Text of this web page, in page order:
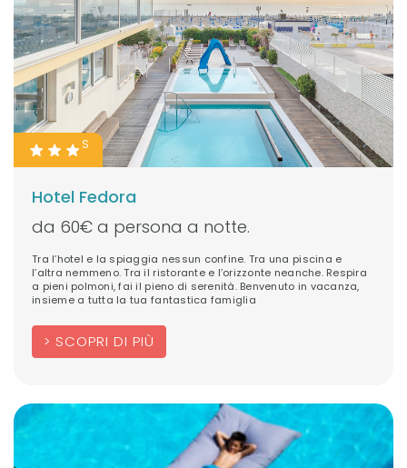
S
Hotel Fedora
da 60€ a persona a notte.
Tra l’hotel e la spiaggia nessun confine. Tra una piscina e
l’altra nemmeno. Tra il ristorante e l’orizzonte neanche. Respira
a pieni polmoni, fai il pieno di serenità. Benvenuto in vacanza,
insieme a tutta la tua fantastica famiglia
SCOPRI DI PIÙ